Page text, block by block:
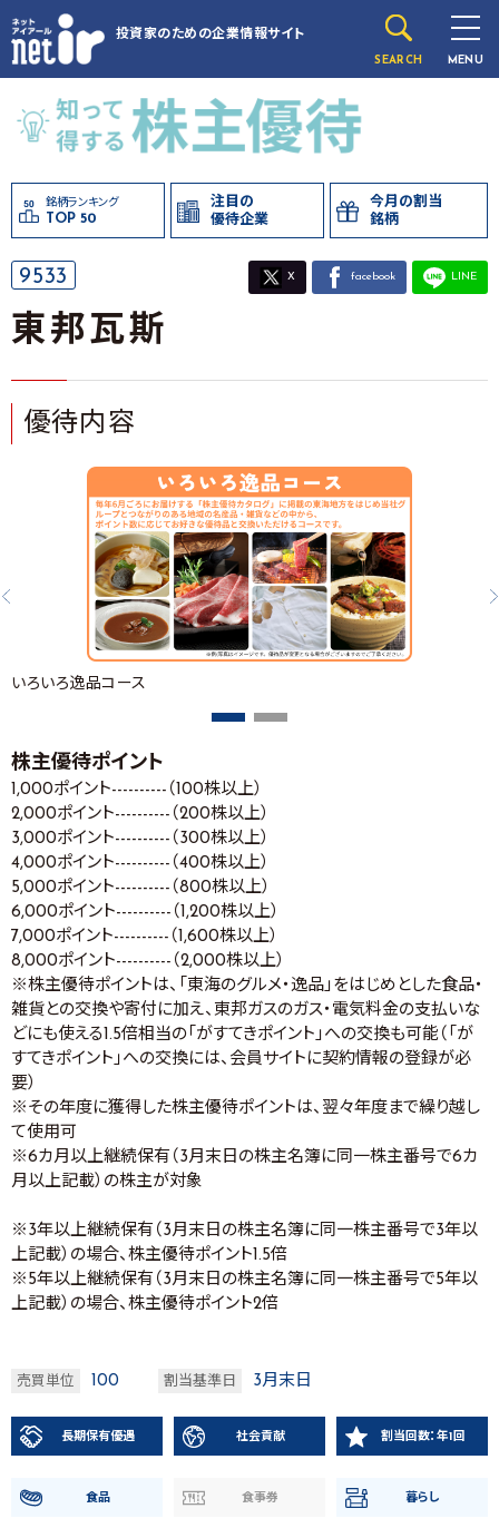
投資家のための企業情報サイト
SEARCH MENU
銘柄ランキング
TOP 50
注目の
優待企業
今月の割当
銘柄
9533 X facebook LINE
東邦瓦斯
優待内容
いろいろ逸品コース
株主優待ポイント
1,000ポイント----------（100株以上）
2,000ポイント----------（200株以上）
3,000ポイント----------（300株以上）
4,000ポイント----------（400株以上）
5,000ポイント----------（800株以上）
6,000ポイント----------（1,200株以上）
7,000ポイント----------（1,600株以上）
8,000ポイント----------（2,000株以上）
※株主優待ポイントは、「東海のグルメ・逸品」をはじめとした食品・
雑貨との交換や寄付に加え、東邦ガスのガス・電気料金の支払いな
どにも使える1.5倍相当の「がすてきポイント」への交換も可能（「が
すてきポイント」への交換には、会員サイトに契約情報の登録が必
要）
※その年度に獲得した株主優待ポイントは、翌々年度まで繰り越し
て使用可
※6カ月以上継続保有（3月末日の株主名簿に同一株主番号で6カ
月以上記載）の株主が対象
※3年以上継続保有（3月末日の株主名簿に同一株主番号で3年以
上記載）の場合、株主優待ポイント1.5倍
※5年以上継続保有（3月末日の株主名簿に同一株主番号で5年以
上記載）の場合、株主優待ポイント2倍
売買単位 100 割当基準日 3月末日
長期保有優遇 社会貢献 割当回数：年1回
食品 食事券 暮らし